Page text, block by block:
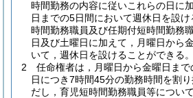
時間勤務の内容に従いこれらの日に
日までの5日間において週休日を設
時間勤務職員及び任期付短時間勤務
日及び土曜日に加えて，月曜日から
いて，週休日を設けることができる。
2
任命権者は，月曜日から金曜日まで
日につき7時間45分の勤務時間を割り
だし，育児短時間勤務職員等につい